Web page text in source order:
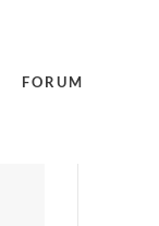
FORUM